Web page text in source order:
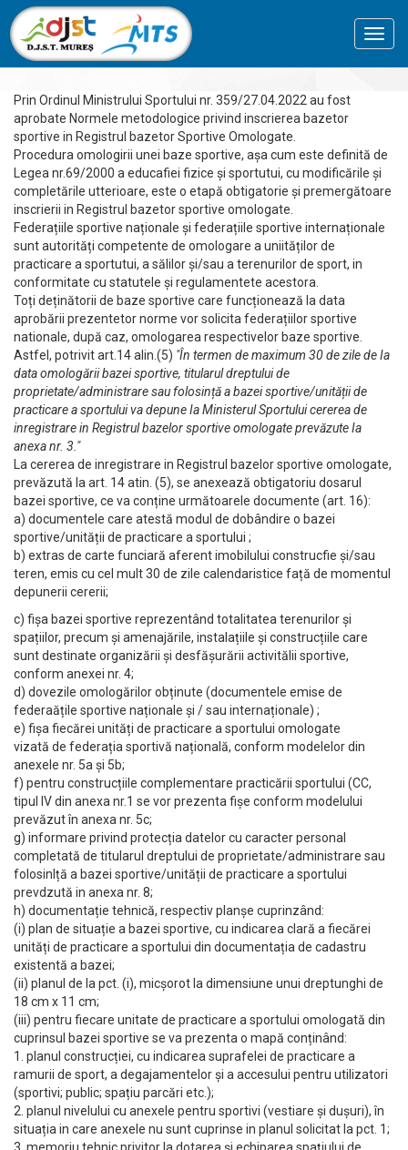
Prin Ordinul Ministrului Sportului nr. 359/27.04.2022 au fost
aprobate Normele metodologice privind inscrierea bazetor
sportive in Registrul bazetor Sportive Omologate.
Procedura omologirii unei baze sportive, așa cum este definită de
Legea nr.69/2000 a educafiei fizice și sportutui, cu modificările și
completările utterioare, este o etapă obtigatorie și premergătoare
inscrierii in RegistruI bazetor sportive omologate.
Federațiile sportive naționale și federațiile sportive internaționale
sunt autorități competente de omologare a uniităților de
practicare a sportutui, a sălilor și/sau a terenurilor de sport, in
conformitate cu statutele și regulamentete acestora.
Toți deținătorii de baze sportive care funcționează la data
aprobării prezentetor norme vor solicita federațiilor sportive
nationale, după caz, omologarea respectivelor baze sportive.
Astfel, potrivit art.14 alin.(5) "În termen de maximum 30 de zile de Ia
data omologării bazei sportive, titularul dreptului de
proprietate/administrare sau folosință a bazei sportive/unității de
practicare a sportului va depune Ia Ministerul Sportului cererea de
inregistrare in Registrul bazelor sportive omologate prevăzute Ia
anexa nr. 3."
La cererea de inregistrare in Registrul bazelor sportive omologate,
prevăzută la art. 14 atin. (5), se anexează obtigatoriu dosaruI
bazei sportive, ce va conține următoarele documente (art. 16):
a) documentele care atestă modul de dobândire o bazei
sportive/unității de practicare a sportului ;
b) extras de carte funciară aferent imobilului construcfie și/sau
teren, emis cu cel mult 30 de zile calendaristice față de momentul
depunerii cererii;
c) fișa bazei sportive reprezentând totalitatea terenurilor și
spațiilor, precum și amenajările, instalațiile și construcțiile care
sunt destinate organizării și desfășurării activitălii sportive,
conform anexei nr. 4;
d) dovezile omologărilor obținute (documentele emise de
federaățile sportive naționale și / sau internaționale) ;
e) fișa fiecărei unități de practicare a sportului omologate
vizată de federația sportivă națională, conform modelelor din
anexele nr. 5a și 5b;
f) pentru construcțiile complementare practicării sportului (CC,
tipul lV din anexa nr.1 se vor prezenta fișe conform modelului
prevăzut în anexa nr. 5c;
g) informare privind protecția datelor cu caracter personal
completată de titularul dreptului de proprietate/administrare sau
folosinlță a bazei sportive/unității de practicare a sportului
prevdzută in anexa nr. 8;
h) documentație tehnică, respectiv planșe cuprinzând:
(i) plan de situație a bazei sportive, cu indicarea clară a fiecărei
unități de practicare a sportului din documentația de cadastru
existentă a bazei;
(ii) planul de Ia pct. (i), micșorot Ia dimensiune unui dreptunghi de
18 cm x 11 cm;
(iii) pentru fiecare unitate de practicare a sportului omologată din
cuprinsul bazei sportive se va prezenta o mapă conținând:
1. planul construcției, cu indicarea suprafelei de practicare a
ramurii de sport, a degajamentelor și a accesului pentru utilizatori
(sportivi; public; spațiu parcări etc.);
2. planul nivelului cu anexele pentru sportivi (vestiare și dușuri), în
situația in care anexele nu sunt cuprinse in planul solicitat Ia pct. 1;